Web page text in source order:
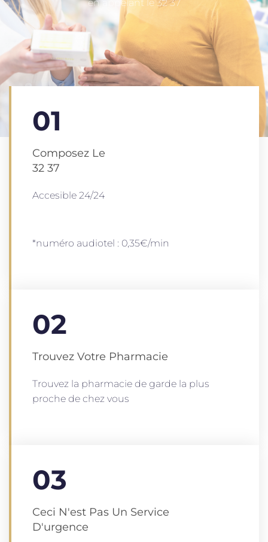
en appelant le 32 37
01
Composez Le
32 37
Accesible 24/24
*numéro audiotel : 0,35€/min
02
Trouvez Votre Pharmacie
Trouvez la pharmacie de garde la plus
proche de chez vous
03
Ceci N'est Pas Un Service
D'urgence